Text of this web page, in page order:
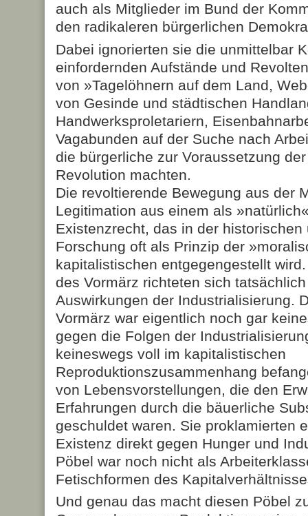
auch als Mitglieder im Bund der
den radikaleren bürgerlichen
Dabei ignorierten sie die unmittelbar
einfordernden Aufstände und
von »Tagelöhnern auf dem Land,
von Gesinde und städtischen
Handwerksproletariern,
Vagabunden auf der Suche nach
die bürgerliche zur Voraussetzung
Revolution machten.
Die revoltierende Bewegung aus der
Legitimation aus einem als
Existenzrecht, das in der
Forschung oft als Prinzip der
kapitalistischen entgegengestellt
des Vormärz richteten sich
Auswirkungen der Industrialisierung.
Vormärz war eigentlich noch gar
gegen die Folgen der
keineswegs voll im kapitalistischen
Reproduktionszusammenhang
von Lebensvorstellungen, die den
Erfahrungen durch die bäuerliche
geschuldet waren. Sie proklamierten
Existenz direkt gegen Hunger und
Pöbel war noch nicht als
Fetischformen des
Und genau das macht diesen Pöbel